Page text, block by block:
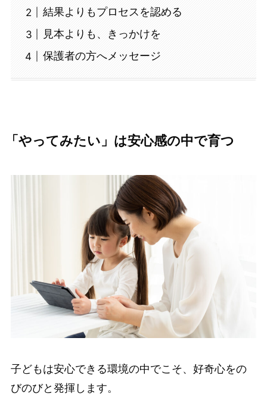
結果よりもプロセスを認める
見本よりも、きっかけを
保護者の方へメッセージ
「やってみたい」は安心感の中で育つ
子どもは安心できる環境の中でこそ、好奇心をの
びのびと発揮します。